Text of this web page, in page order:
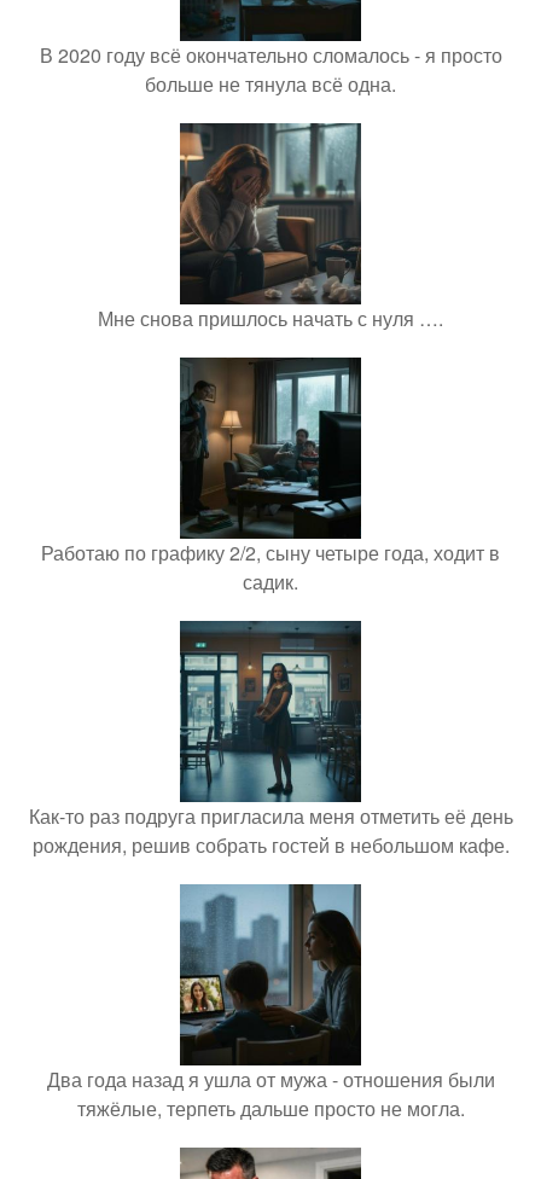
В 2020 году всё окончательно сломалось - я просто
больше не тянула всё одна.
Мне снова пришлось начать с нуля ….
Работаю по графику 2/2, сыну четыре года, ходит в
садик.
Как-то раз подруга пригласила меня отметить её день
рождения, решив собрать гостей в небольшом кафе.
Два года назад я ушла от мужа - отношения были
тяжёлые, терпеть дальше просто не могла.